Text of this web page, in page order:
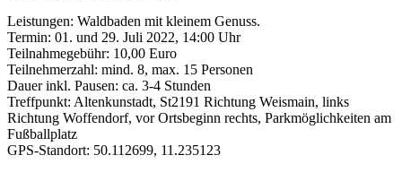
Leistungen: Waldbaden mit kleinem Genuss.
Termin: 01. und 29. Juli 2022, 14:00 Uhr
Teilnahmegebühr: 10,00 Euro
Teilnehmerzahl: mind. 8, max. 15 Personen
Dauer inkl. Pausen: ca. 3-4 Stunden
Treffpunkt: Altenkunstadt, St2191 Richtung Weismain, links
Richtung Woffendorf, vor Ortsbeginn rechts, Parkmöglichkeiten am
Fußballplatz
GPS-Standort: 50.112699, 11.235123